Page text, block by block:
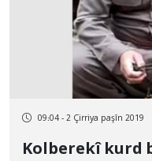
09:04 - 2 Çirriya paşîn 2019
Kolberekî kurd